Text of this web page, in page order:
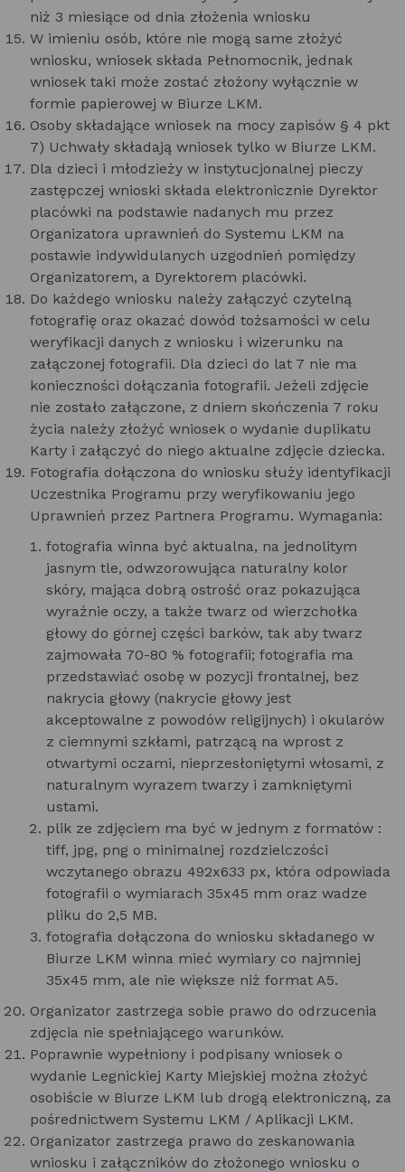
niż 3 miesiące od dnia złożenia wniosku
W imieniu osób, które nie mogą same złożyć
wniosku, wniosek składa Pełnomocnik, jednak
wniosek taki może zostać złożony wyłącznie w
formie papierowej w Biurze LKM.
Osoby składające wniosek na mocy zapisów § 4 pkt
7) Uchwały składają wniosek tylko w Biurze LKM.
Dla dzieci i młodzieży w instytucjonalnej pieczy
zastępczej wnioski składa elektronicznie Dyrektor
placówki na podstawie nadanych mu przez
Organizatora uprawnień do Systemu LKM na
postawie indywidulanych uzgodnień pomiędzy
Organizatorem, a Dyrektorem placówki.
Do każdego wniosku należy załączyć czytelną
fotografię oraz okazać dowód tożsamości w celu
weryfikacji danych z wniosku i wizerunku na
załączonej fotografii. Dla dzieci do lat 7 nie ma
konieczności dołączania fotografii. Jeżeli zdjęcie
nie zostało załączone, z dniem skończenia 7 roku
życia należy złożyć wniosek o wydanie duplikatu
Karty i załączyć do niego aktualne zdjęcie dziecka.
Fotografia dołączona do wniosku służy identyfikacji
Uczestnika Programu przy weryfikowaniu jego
Uprawnień przez Partnera Programu. Wymagania:
fotografia winna być aktualna, na jednolitym
jasnym tle, odwzorowująca naturalny kolor
skóry, mająca dobrą ostrość oraz pokazująca
wyraźnie oczy, a także twarz od wierzchołka
głowy do górnej części barków, tak aby twarz
zajmowała 70-80 % fotografii; fotografia ma
przedstawiać osobę w pozycji frontalnej, bez
nakrycia głowy (nakrycie głowy jest
akceptowalne z powodów religijnych) i okularów
z ciemnymi szkłami, patrzącą na wprost z
otwartymi oczami, nieprzesłoniętymi włosami, z
naturalnym wyrazem twarzy i zamkniętymi
ustami.
plik ze zdjęciem ma być w jednym z formatów :
tiff, jpg, png o minimalnej rozdzielczości
wczytanego obrazu 492x633 px, która odpowiada
fotografii o wymiarach 35x45 mm oraz wadze
pliku do 2,5 MB.
fotografia dołączona do wniosku składanego w
Biurze LKM winna mieć wymiary co najmniej
35x45 mm, ale nie większe niż format A5.
Organizator zastrzega sobie prawo do odrzucenia
zdjęcia nie spełniającego warunków.
Poprawnie wypełniony i podpisany wniosek o
wydanie Legnickiej Karty Miejskiej można złożyć
osobiście w Biurze LKM lub drogą elektroniczną, za
pośrednictwem Systemu LKM / Aplikacji LKM.
Organizator zastrzega prawo do zeskanowania
wniosku i załączników do złożonego wniosku o